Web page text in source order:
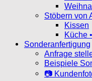
Stöbern von
Kissen
Küche
Sonderanfertigung
Anfrage
Beispiele
📷